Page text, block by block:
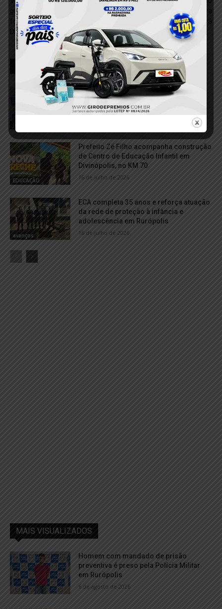
garante motoniveladora para
fortalecer infraestrutura no
Distrito de Divinópolis
com drogas prontas para
venda em Uruará
RELACIONADOS
Homem com mandado de prisão
preventiva é preso pela Polícia Militar
em Rurópolis
EDUCAÇÃO
Prefeito Zé Filho acompanha construção
de Centro de Educação Infantil em
Divinópolis, no KM 70
16 de julho de 2026
avanços
ECA completa 35 anos e reforça atuação
da rede de proteção à infância e
adolescência em Rurópolis
16 de julho de 2026
MAIS VISUALIZADOS
Homem com mandado de prisão
preventiva é preso pela Polícia Militar
em Rurópolis
6 de agosto de 2026